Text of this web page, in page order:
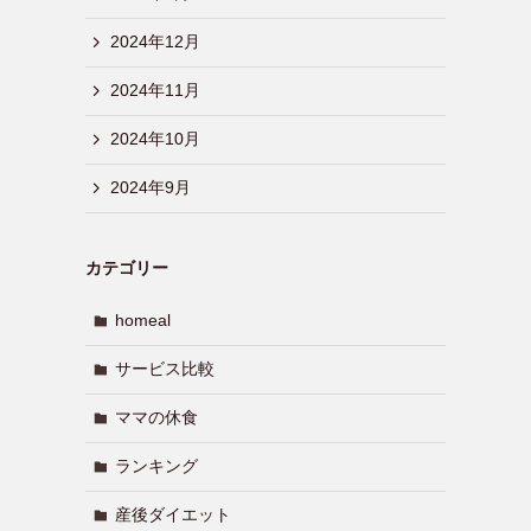
2024年12月
2024年11月
2024年10月
2024年9月
カテゴリー
homeal
サービス比較
ママの休食
ランキング
産後ダイエット